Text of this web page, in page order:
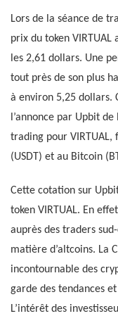
Lors de la séance de
prix du token
les 2,61 dollars. Une
tout près de son plus
à environ 5,25 dollars.
l’annonce par Upbit
trading pour VIRTUAL,
(USDT) et au Bitcoin
Cette cotation sur
token VIRTUAL. En
auprès des traders
matière d’altcoins. La
incontournable des
garde des tendances
L’intérêt des